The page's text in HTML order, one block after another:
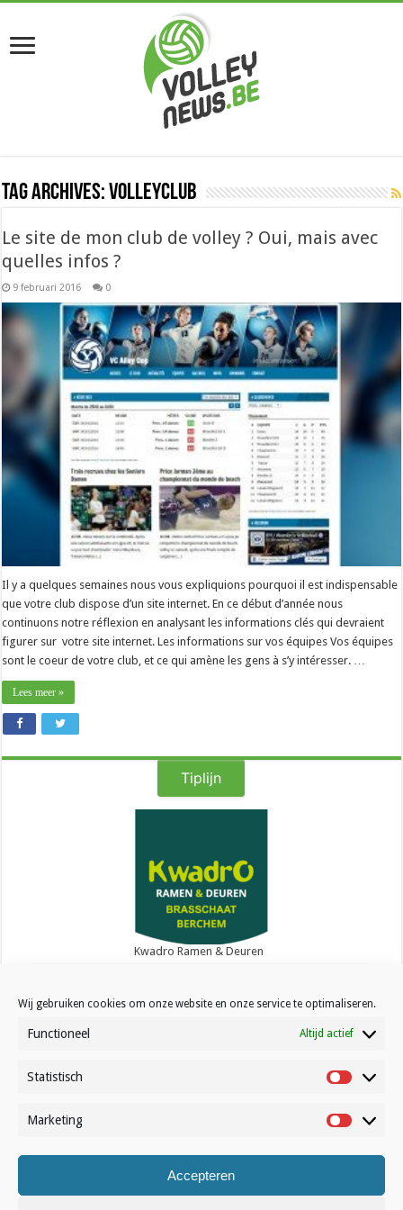
Wij gebruiken cookies om onze website en onze service te optimaliseren.
Functioneel Altijd actief
Statistisch Statistisch
Marketing
Accepteren
Tag Archives:volleyclub
Le site de mon club de volley ? Oui, mais avec
quelles infos ?
9 februari 2016 0
Il y a quelques semaines nous vous expliquions pourquoi il est indispensable
que votre club dispose d’un site internet. En ce début d’année nous
continuons notre réflexion en analysant les informations clés qui devraient
figurer sur votre site internet. Les informations sur vos équipes Vos équipes
sont le coeur de votre club, et ce qui amène les gens à s’y intéresser. …
Lees meer »
Tiplijn
Kwadro Ramen & Deuren
Contact
© Volleynews.be2026